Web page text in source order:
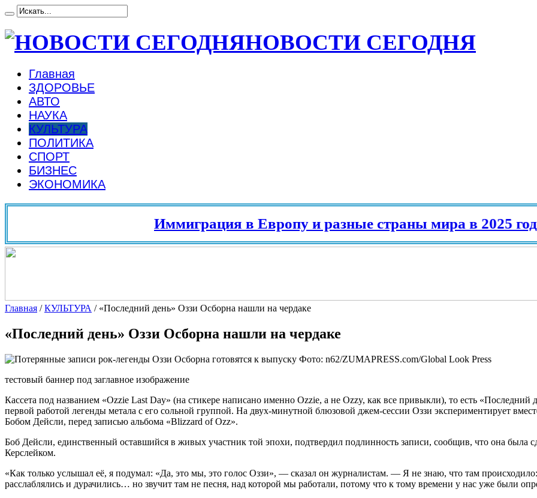
НОВОСТИ СЕГОДНЯ
Главная
ЗДОРОВЬЕ
АВТО
НАУКА
КУЛЬТУРА
ПОЛИТИКА
СПОРТ
БИЗНЕС
ЭКОНОМИКА
Иммиграция в Европу и разные страны мира в 2025 году
Главная /КУЛЬТУРА / «Последний день» Оззи Осборна нашли на чердаке
«Последний день» Оззи Осборна нашли на чердаке
Фото: n62/ZUMAPRESS.com/Global Look Press
тестовый баннер под заглавное изображение
Кассета под названием «Ozzie Last Day» (на стикере написано именно Ozzie, а не Ozzy, как все привыкли), то есть «Последний
первой работой легенды метала с его сольной группой. На двух-минутной блюзовой джем-сессии Оззи экспериментирует
Бобом Дейсли, перед записью альбома «Blizzard of Ozz».
Боб Дейсли, единственный оставшийся в живых участник той эпохи, подтвердил подлинность записи, сообщив, что она была
Керслейком.
«Как только услышал её, я подумал: «Да, это мы, это голос Оззи», — сказал он журналистам. — Я не знаю, что там
расслаблялись и дурачились… но звучит там не песня, над которой мы работали, потому что к тому времени у нас уже были